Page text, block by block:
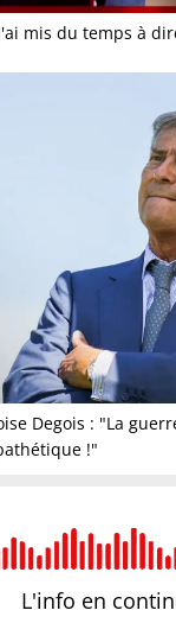
mis du temps à
Degois : "La
!"
L'info en